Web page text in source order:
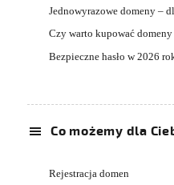
Jednowyrazowe domeny –
Czy warto kupować domeny
Bezpieczne hasło w 2026
Co możemy dla
Rejestracja domen